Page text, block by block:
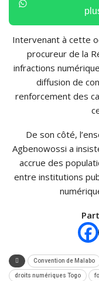
Intervenant à cette
procureur de la
infractions
diffusion de
renforcement des
De son côté,
Agbenowossi a
accrue des
entre institutions
Convention de Malabo
droits numériques Togo